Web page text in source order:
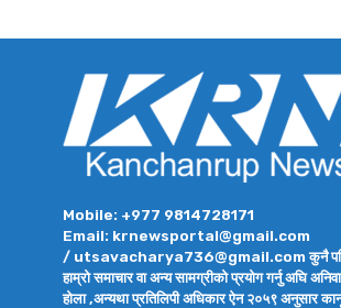
Mobile: +977 9814728171
Email: krnewsportal@gmail.com
/ utsavacharya736@gmail.com कुनै पनि
हाम्रो समाचार वा अन्य सामग्रीको प्रयोग गर्नु अघि
होला ,अन्यथा प्रतिलिपी अधिकार ऐन २०५९ अनुसार